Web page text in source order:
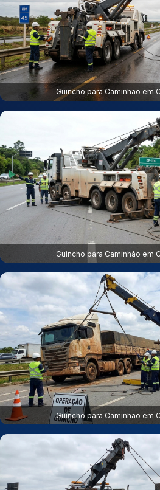
Guincho para Caminhão em
Guincho para Caminhão em
Guincho para Caminhão em